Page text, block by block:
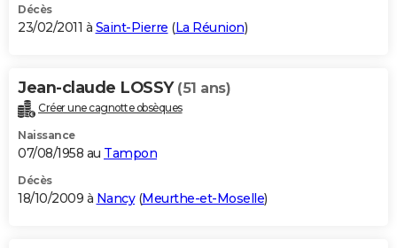
Décès
23/02/2011 à Saint-Pierre (La Réunion)
Jean-claude LOSSY (51 ans)
Créer une cagnotte obsèques
Naissance
07/08/1958 au Tampon
Décès
18/10/2009 à Nancy(Meurthe-et-Moselle)